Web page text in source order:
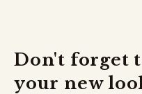
Don't forget
your new